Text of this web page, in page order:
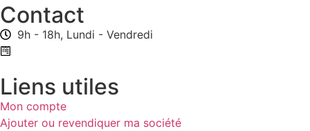
Contact
9h - 18h, Lundi - Vendredi
Liens utiles
Mon compte
Ajouter ou revendiquer ma société